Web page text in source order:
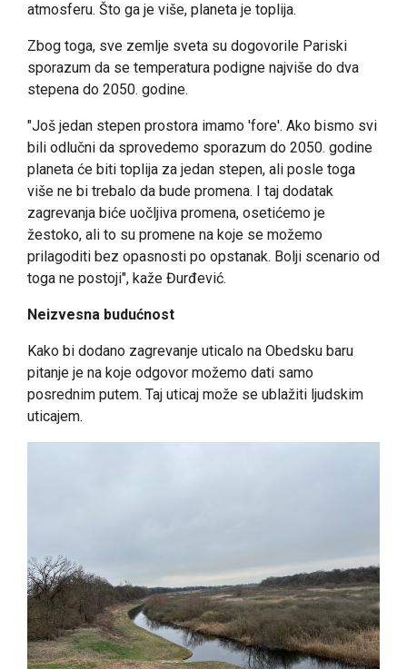
atmosferu. Što ga je više, planeta je toplija.
Zbog toga, sve zemlje sveta su dogovorile Pariski
sporazum da se temperatura podigne najviše do dva
stepena do 2050. godine.
"Još jedan stepen prostora imamo 'fore'. Ako bismo svi
bili odlučni da sprovedemo sporazum do 2050. godine
planeta će biti toplija za jedan stepen, ali posle toga
više ne bi trebalo da bude promena. I taj dodatak
zagrevanja biće uočljiva promena, osetićemo je
žestoko, ali to su promene na koje se možemo
prilagoditi bez opasnosti po opstanak. Bolji scenario od
toga ne postoji", kaže Đurđević.
Neizvesna budućnost
Kako bi dodano zagrevanje uticalo na Obedsku baru
pitanje je na koje odgovor možemo dati samo
posrednim putem. Taj uticaj može se ublažiti ljudskim
uticajem.